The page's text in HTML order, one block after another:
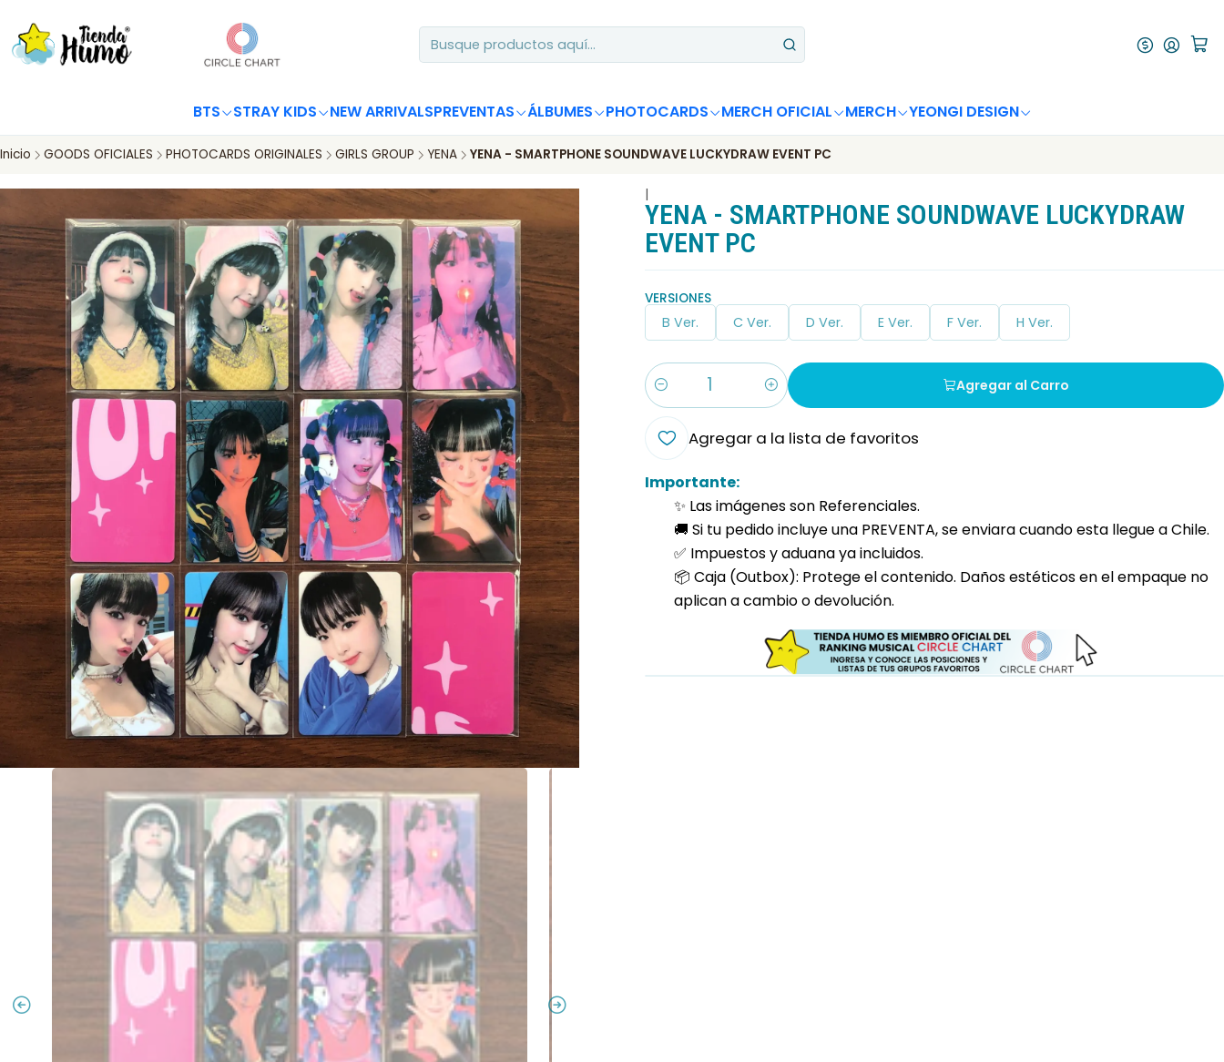
BTS STRAY KIDS NEW ARRIVALSPREVENTAS ÁLBUMES PHOTOCARDS MERCH OFICIAL MERCH YEONGI DESIGN
Inicio GOODS OFICIALES PHOTOCARDS ORIGINALES GIRLS GROUP YENA YENA - SMARTPHONE SOUNDWAVE LUCKYDRAW EVENT PC
|
YENA - SMARTPHONE SOUNDWAVE LUCKYDRAW
EVENT PC
VERSIONES
B Ver. C Ver. D Ver. E Ver. F Ver. H Ver.
Cantidad
Agregar al Carro
Agregar a la lista de favoritos
Importante:
✨ Las imágenes son Referenciales.
🚚 Si tu pedido incluye una PREVENTA, se enviara cuando esta llegue a Chile.
✅ Impuestos y aduana ya incluidos.
📦 Caja (Outbox): Protege el contenido. Daños estéticos en el empaque no
aplican a cambio o devolución.